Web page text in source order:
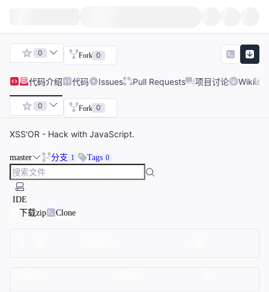
0 Fork 0
代码介绍 代码 Issues Pull Requests 项目讨论 Wiki
0 Fork 0
XSS'OR - Hack with JavaScript.
master 分支 1 Tags 0
IDE
下载zip
Clone